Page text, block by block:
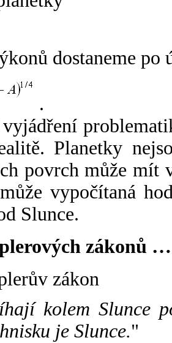
dostaneme po
.
Planetky
povrch může mít
vypočítaná
Slunce.
zákonů …
zákon
kolem Slunce
je Slunce."